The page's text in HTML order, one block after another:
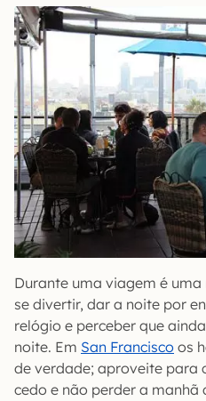
Durante uma viagem é
se divertir, dar a noite por
relógio e perceber que
noite. Em San Francisco os
de verdade; aproveite para
cedo e não perder a